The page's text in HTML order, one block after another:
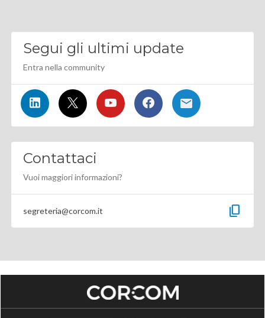
Segui gli ultimi update
Entra nella community
Contattaci
Vuoi maggiori informazioni?
segreteria@corcom.it content_copy